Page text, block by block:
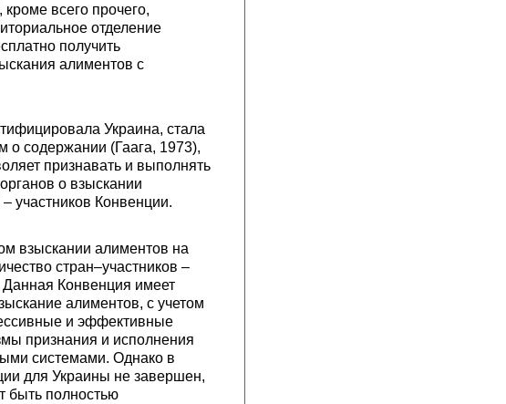
всего прочего,
отделение
получить
алиментов с
Украина, стала
о содержании (Гаага, 1973),
признавать и выполнять
о взыскании
участников Конвенции.
взыскании алиментов на
стран–участников –
Конвенция имеет
алиментов, с учетом
и эффективные
признания и исполнения
системами. Однако в
для Украины не завершен,
быть полностью